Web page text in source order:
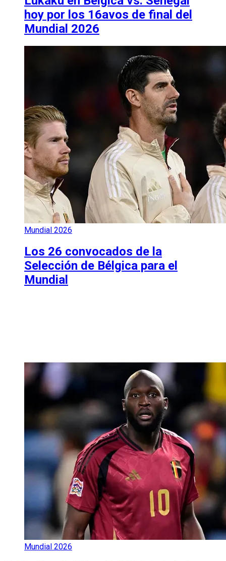
hoy por los 16avos de final del
Mundial 2026
Mundial 2026
Los 26 convocados de la
Selección de Bélgica para el
Mundial
Mundial 2026